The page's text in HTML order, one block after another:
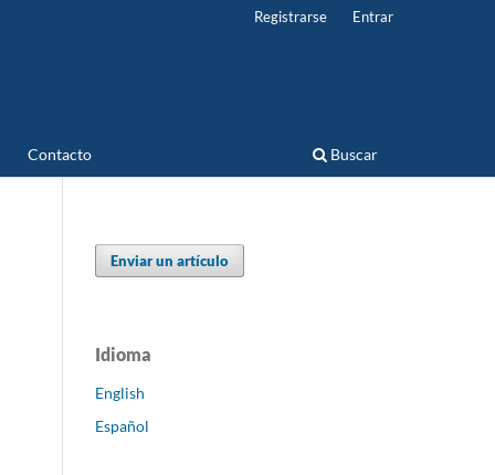
Contacto Buscar
Registrarse Entrar
Enviar un artículo
Idioma
English
Español